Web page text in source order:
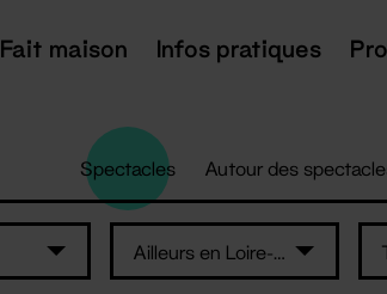
Fait maison Infos pratiques
Spectacles Autour des
Ailleurs en Loire-Atlantique